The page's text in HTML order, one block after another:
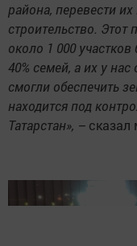
района, перевести
строительство. Этот
около 1 000
40% семей, а их у
смогли обеспечить
находится под
Татарстан», – сказал